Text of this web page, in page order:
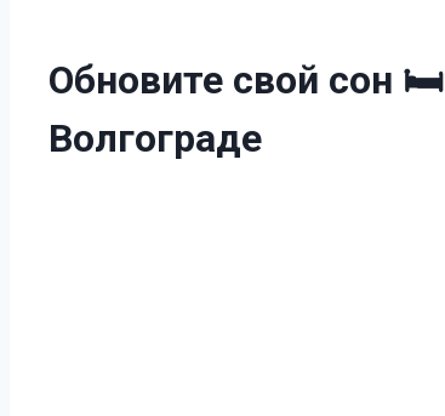
Обновите свой сон 🛏️
Волгограде